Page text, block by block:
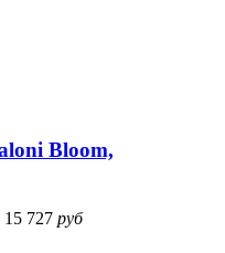
Bloom,
15 727 руб